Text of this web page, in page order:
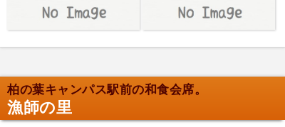
柏の葉キャンパス駅前の和食会席。
漁師の里